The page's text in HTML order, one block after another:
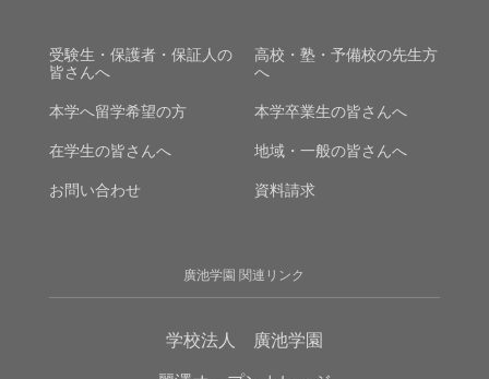
受験生・保護者・保証人の
皆さんへ
高校・塾・予備校の先生方
へ
本学へ留学希望の方 本学卒業生の皆さんへ
在学生の皆さんへ 地域・一般の皆さんへ
お問い合わせ 資料請求
廣池学園 関連リンク
学校法人 廣池学園